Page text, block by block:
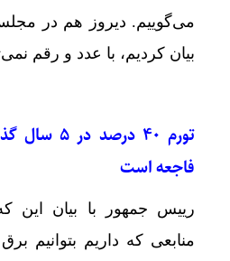
می‌گوییم. دیروز هم در
بیان کردیم، با عدد و رقم
تورم ۴۰
فاجعه است
رییس جمهور با بیان این که
منابعی که داریم بتوانیم